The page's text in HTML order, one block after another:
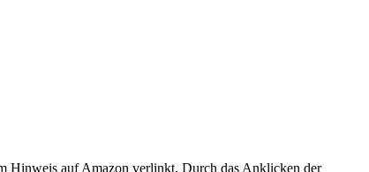
Hinweis auf Amazon verlinkt. Durch das Anklicken der